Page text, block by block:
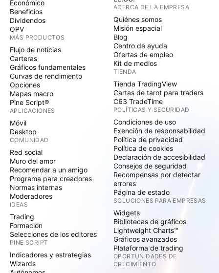
Económico
Beneficios
Dividendos
OPV
MÁS PRODUCTOS
Flujo de noticias
Carteras
Gráficos fundamentales
Curvas de rendimiento
Opciones
Mapas macro
Pine Script®
APLICACIONES
Móvil
Desktop
COMUNIDAD
Red social
Muro del amor
Recomendar a un amigo
Programa para creadores
Normas internas
Moderadores
IDEAS
Trading
Formación
Selecciones de los editores
PINE SCRIPT
Indicadores y estrategias
Wizards
ACERCA DE LA EMPRESA
Quiénes somos
Misión espacial
Blog
Centro de ayuda
Ofertas de empleo
Kit de medios
TIENDA
Tienda TradingView
Cartas de tarot para traders
C63 TradeTime
POLÍTICAS Y SEGURIDAD
Condiciones de uso
Exención de responsabilidad
Política de privacidad
Política de cookies
Declaración de accesibilidad
Consejos de seguridad
Recompensas por detectar
errores
Página de estado
SOLUCIONES PARA EMPRESAS
Widgets
Bibliotecas de gráficos
Lightweight Charts™
Gráficos avanzados
Plataforma de trading
OPORTUNIDADES DE
CRECIMIENTO